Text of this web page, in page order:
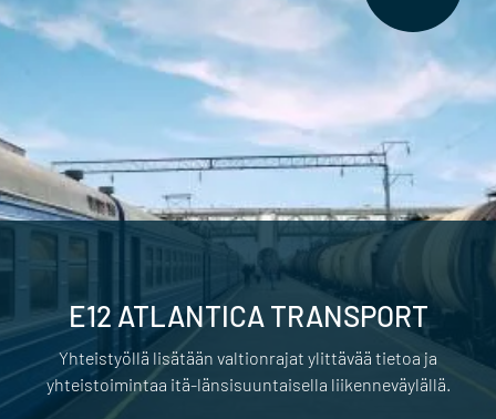
E12 ATLANTICA TRANSPORT
Yhteistyöllä lisätään valtionrajat ylittävää tietoa ja
yhteistoimintaa itä-länsisuuntaisella liikenneväylällä.